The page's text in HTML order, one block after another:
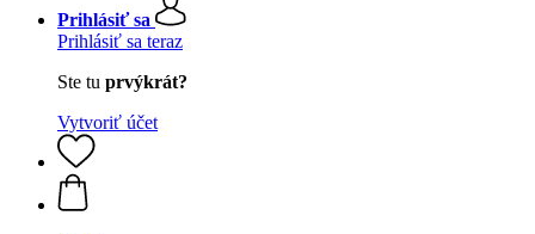
Prihlásiť sa
Prihlásiť sa teraz
Ste tu prvýkrát?
Vytvoriť účet